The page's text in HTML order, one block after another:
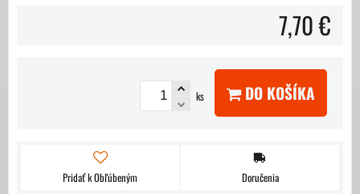
7,70 €
ks DO KOŠÍKA
Pridať k Obľúbeným Doručenia